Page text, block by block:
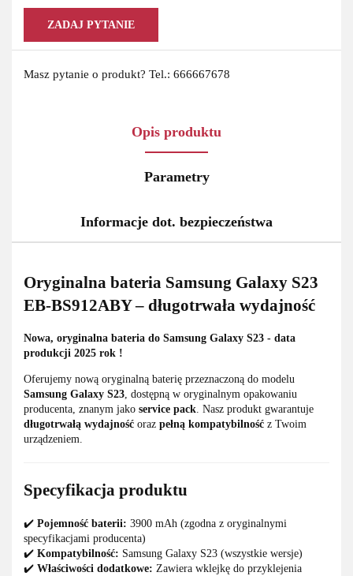
ZADAJ PYTANIE
Masz pytanie o produkt? Tel.: 666667678
Opis produktu
Parametry
Informacje dot. bezpieczeństwa
Oryginalna bateria Samsung Galaxy S23
EB-BS912ABY – długotrwała wydajność
Nowa, oryginalna bateria do Samsung Galaxy S23 - data
produkcji 2025 rok !
Oferujemy nową oryginalną baterię przeznaczoną do modelu
Samsung Galaxy S23, dostępną w oryginalnym opakowaniu
producenta, znanym jako service pack. Nasz produkt gwarantuje
długotrwałą wydajność oraz pełną kompatybilność z Twoim
urządzeniem.
Specyfikacja produktu
✔️ Pojemność baterii: 3900 mAh (zgodna z oryginalnymi
specyfikacjami producenta)
✔️ Kompatybilność: Samsung Galaxy S23 (wszystkie wersje)
✔️ Właściwości dodatkowe: Zawiera wklejkę do przyklejenia